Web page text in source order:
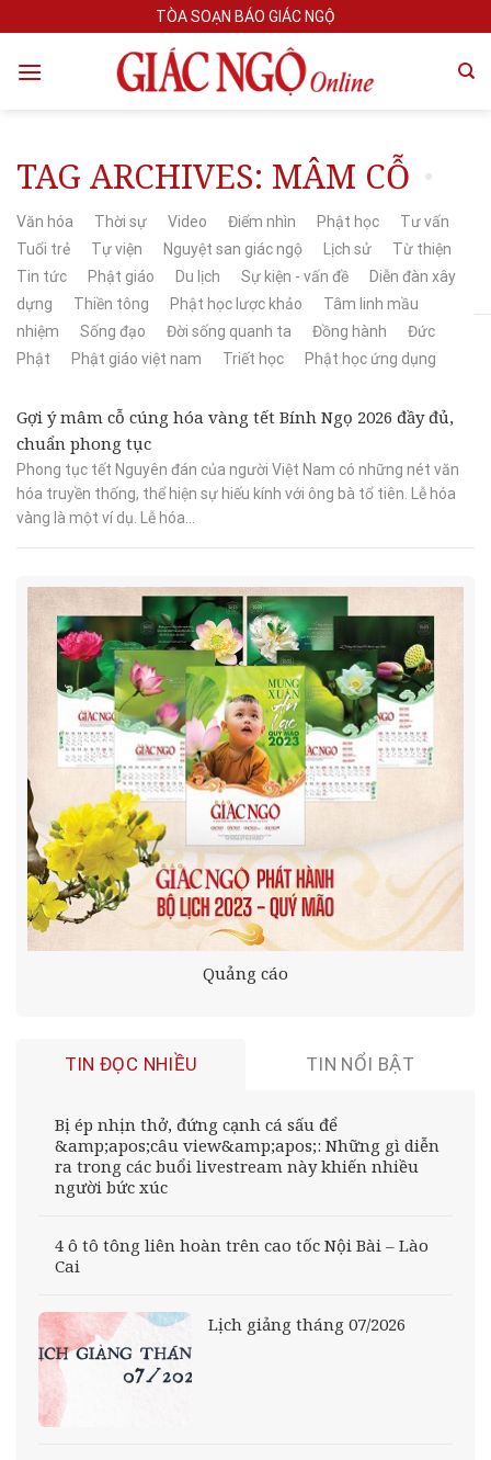
to
content
TÒA SOẠN BÁO GIÁC NGỘ
TAG ARCHIVES: MÂM CỖ
Văn hóa Thời sự Video Điểm nhìn Phật học
Tư vấn
Tuổi trẻ
Tự viện Nguyệt san giác ngộ Lịch sử
Từ thiện
Tin tức
Phật giáo Du lịch Sự kiện - vấn đề
Diễn đàn xây
dựng
Thiền tông Phật học lược khảo
Tâm linh mầu
nhiệm
Sống đạo Đời sống quanh ta Đồng hành
Đức
Phật
Phật giáo việt nam Triết học Phật học ứng dụng
Gợi ý mâm cỗ cúng hóa vàng tết Bính Ngọ 2026 đầy đủ,
chuẩn phong tục
Phong tục tết Nguyên đán của người Việt Nam có những nét văn
hóa truyền thống, thể hiện sự hiếu kính với ông bà tổ tiên. Lễ hóa
vàng là một ví dụ. Lễ hóa...
Quảng cáo
TIN ĐỌC NHIỀU TIN NỔI BẬT
Bị ép nhịn thở, đứng cạnh cá sấu để
&amp;apos;câu view&amp;apos;: Những gì diễn
ra trong các buổi livestream này khiến nhiều
người bức xúc
4 ô tô tông liên hoàn trên cao tốc Nội Bài – Lào
Cai
Lịch giảng tháng 07/2026